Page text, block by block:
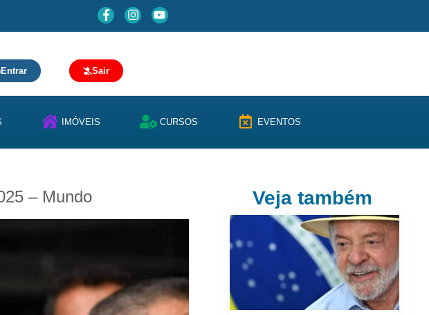
Entrar Sair
IMÓVEIS CURSOS EVENTOS
– Mundo Veja também